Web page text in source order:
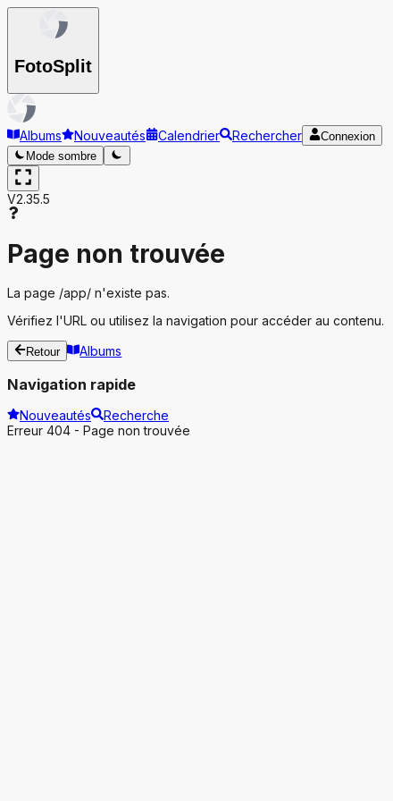
FotoSplit
Albums Nouveautés Calendrier Rechercher
Connexion
Mode sombre
V2.35.5
Page non trouvée
La page /app/ n'existe pas.
Vérifiez l'URL ou utilisez la navigation pour accéder au contenu.
Retour Albums
Navigation rapide
Nouveautés
Recherche
Erreur 404 - Page non trouvée